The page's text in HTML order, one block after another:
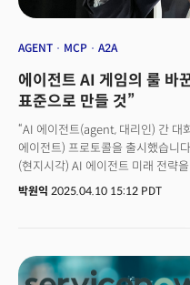
걸 증명한다. 2011년 실리콘밸리
선언하며 기술 산업의 부흥을 예고
뒤집혔다. 시장은 소프트웨어라는
포식자의 등장을 직감했다. AI가 기
위기감이다. 이 거대한 공포는 일
반응일까? 아니면 SaaS 산업 전체
영원히 바꿀 기술 지각 변동의 시작
AI’가 무엇인지 정확히 이해할 필요
AGENT MCP A2A
에이전트 AI 게임의 룰 바
표준으로 만들 것”
“AI 에이전트(agent, 대리인) 간 대
에이전트) 프로토콜을 출시했습니
(현지시각) AI 에이전트 미래 전략
서로 질문하고, 답변하고, 협상해야
컴퓨터 또는 전자기기 간의 원활한
의미한다. 구글의 A2A 프로토콜이
박원익 2025.04.10 15:12 PDT